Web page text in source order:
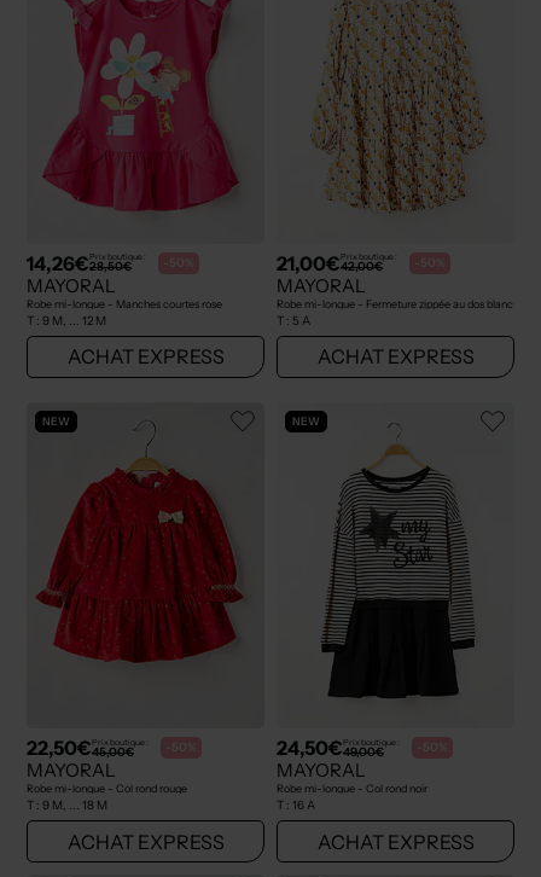
14,26€Prix boutique :
28,50€ -50%
MAYORAL
Robe mi-longue - Manches courtes rose
T : 9 M, ... 12 M
ACHAT EXPRESS
21,00€Prix boutique :
42,00€ -50%
MAYORAL
Robe mi-longue - Fermeture zippée au dos blanc
T : 5 A
ACHAT EXPRESS
NEW
22,50€Prix boutique :
45,00€ -50%
MAYORAL
Robe mi-longue - Col rond rouge
T : 9 M, ... 18 M
ACHAT EXPRESS
NEW
24,50€Prix boutique :
49,00€ -50%
MAYORAL
Robe mi-longue - Col rond noir
T : 16 A
ACHAT EXPRESS